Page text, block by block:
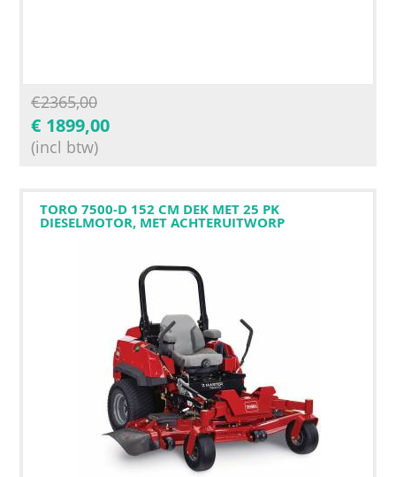
€2365,00
€ 1899,00
(incl btw)
TORO 7500-D 152 CM DEK MET 25 PK
DIESELMOTOR, MET ACHTERUITWORP